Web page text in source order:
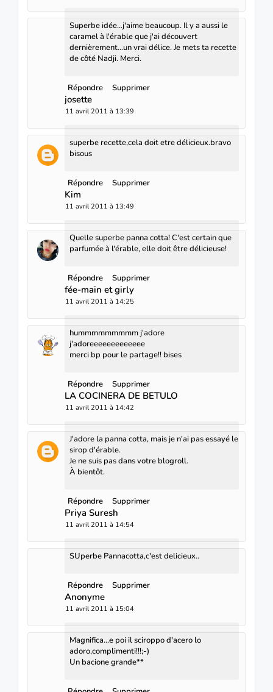
Superbe idée...j'aime beaucoup. Il y a aussi le
caramel à l'érable que j'ai découvert
dernièrement...un vrai délice. Je mets ta recette
de côté Nadji. Merci.
Répondre Supprimer
josette
11 avril 2011 à 13:39
superbe recette,cela doit etre délicieux.bravo
bisous
Répondre Supprimer
Kim
11 avril 2011 à 13:49
Quelle superbe panna cotta! C'est certain que
parfumée à l'érable, elle doit être délicieuse!
Répondre Supprimer
fée-main et girly
11 avril 2011 à 14:25
hummmmmmmmm j'adore
j'adoreeeeeeeeeeeee
merci bp pour le partage!! bises
Répondre Supprimer
LA COCINERA DE BETULO
11 avril 2011 à 14:42
J'adore la panna cotta, mais je n'ai pas essayé le
sirop d'érable.
Je ne suis pas dans votre blogroll.
À bientôt.
Répondre Supprimer
Priya Suresh
11 avril 2011 à 14:54
SUperbe Pannacotta,c'est delicieux..
Répondre Supprimer
Anonyme
11 avril 2011 à 15:04
Magnifica...e poi il sciroppo d'acero lo
adoro,complimenti!!!;-)
Un bacione grande**